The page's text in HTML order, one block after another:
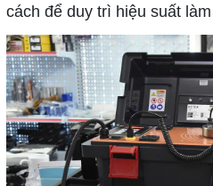
cách để duy trì hiệu suất